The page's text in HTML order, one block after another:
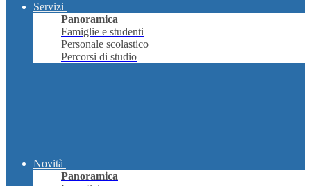
Servizi
Panoramica
Famiglie e studenti
Personale scolastico
Percorsi di studio
Novità
Panoramica